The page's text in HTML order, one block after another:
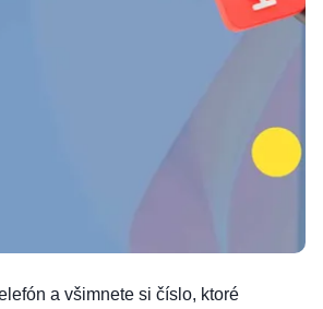
a všimnete si číslo, ktoré